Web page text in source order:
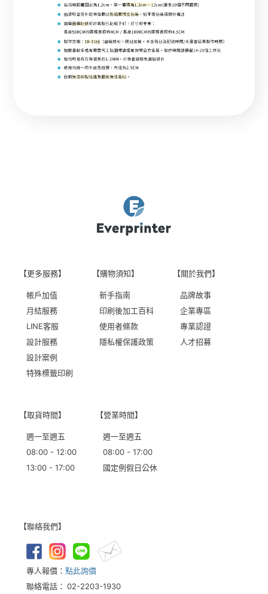
【更多服務】
帳戶加值
月結服務
LINE客服
設計服務
設計案例
特殊標籤印刷
【購物須知】
新手指南
印刷後加工百科
使用者條款
隱私權保護政策
【關於我們】
品牌故事
企業專區
專業認證
人才招募
【取貨時間】
週一至週五
08:00 - 12:00
13:00 - 17:00
【營業時間】
週一至週五
08:00 - 17:00
國定例假日公休
【聯絡我們】
專人報價： 點此詢價
聯絡電話： 02-2203-1930